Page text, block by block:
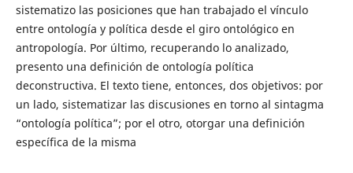
sistematizo las posiciones que han trabajado el vínculo
entre ontología y política desde el giro ontológico en
antropología. Por último, recuperando lo analizado,
presento una definición de ontología política
deconstructiva. El texto tiene, entonces, dos objetivos: por
un lado, sistematizar las discusiones en torno al sintagma
“ontología política”; por el otro, otorgar una definición
específica de la misma